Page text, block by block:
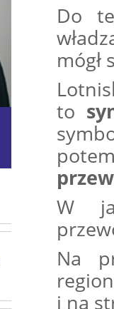
Do
mógł
to
W
Na
i na